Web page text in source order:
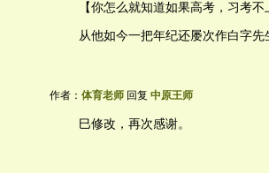
【你怎么就知道如果高考，习考不
从他如今一把年纪还屡次作白字
作者： 体育老师 回复 中原王师
巳修改，再次感谢。